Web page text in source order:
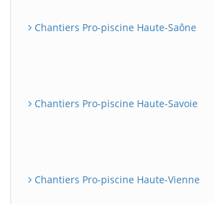
Chantiers Pro-piscine Haute-Saône
Chantiers Pro-piscine Haute-Savoie
Chantiers Pro-piscine Haute-Vienne